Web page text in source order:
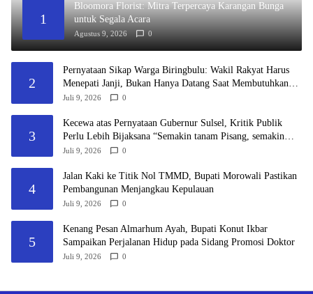
1
Bloomora Florist: Mitra Terpercaya Karangan Bunga
untuk Segala Acara
Agustus 9, 2026 0
2
Pernyataan Sikap Warga Biringbulu: Wakil Rakyat Harus
Menepati Janji, Bukan Hanya Datang Saat Membutuhkan
Suara
Juli 9, 2026 0
3
Kecewa atas Pernyataan Gubernur Sulsel, Kritik Publik
Perlu Lebih Bijaksana “Semakin tanam Pisang, semakin
saya tidak Kerjai”
Juli 9, 2026 0
4
Jalan Kaki ke Titik Nol TMMD, Bupati Morowali Pastikan
Pembangunan Menjangkau Kepulauan
Juli 9, 2026 0
5
Kenang Pesan Almarhum Ayah, Bupati Konut Ikbar
Sampaikan Perjalanan Hidup pada Sidang Promosi Doktor
Juli 9, 2026 0